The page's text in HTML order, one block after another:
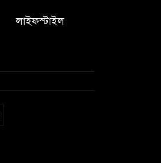
লাইফস্টাইল